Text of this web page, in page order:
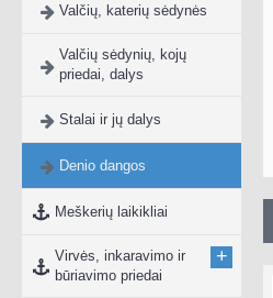
Valčių, katerių sėdynės
Valčių sėdynių, kojų
priedai, dalys
Stalai ir jų dalys
Denio dangos
Meškerių laikikliai
Virvės, inkaravimo ir
būriavimo priedai
+